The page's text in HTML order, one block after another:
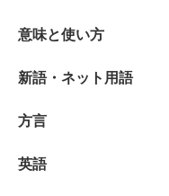
意味と使い方
新語・ネット用語
方言
英語